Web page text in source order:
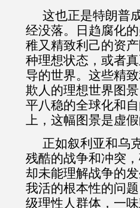
这也正是特朗普
经没落。
日趋腐化
稚又精致利己的资
种理想状态，或者
导的世界。这些精
欺人的理想世界图
平八稳的全球化和
上，这幅图景是虚假
正如叙利亚和乌
残酷的战争和冲突
却未能理解战争的
我活的根本性的问
级理性人群体，一